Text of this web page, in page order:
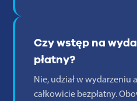
Czy wstęp na
płatny?
Nie, udział w wydarzeniu
całkowicie bezpłatny.